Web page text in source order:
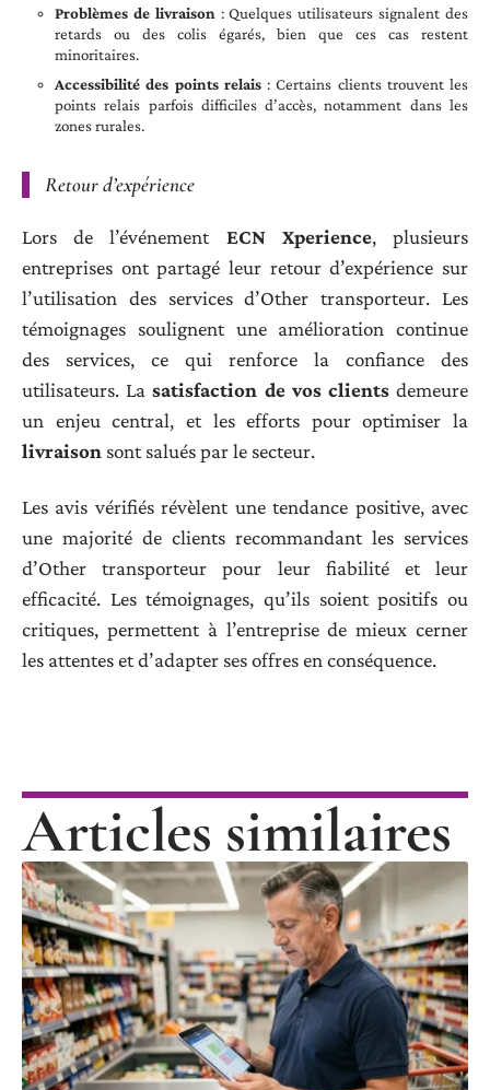
Problèmes de livraison : Quelques utilisateurs signalent des
retards ou des colis égarés, bien que ces cas restent
minoritaires.
Accessibilité des points relais: Certains clients trouvent les
points relais parfois difficiles d’accès, notamment dans les
zones rurales.
Retour d’expérience
Lors de l’événement ECN Xperience, plusieurs
entreprises ont partagé leur retour d’expérience sur
l’utilisation des services d’Other transporteur. Les
témoignages soulignent une amélioration continue
des services, ce qui renforce la confiance des
utilisateurs. Lasatisfaction de vos clientsdemeure
un enjeu central, et les efforts pour optimiser la
livraison sont salués par le secteur.
Les avis vérifiés révèlent une tendance positive, avec
une majorité de clients recommandant les services
d’Other transporteur pour leur fiabilité et leur
efficacité. Les témoignages, qu’ils soient positifs ou
critiques, permettent à l’entreprise de mieux cerner
les attentes et d’adapter ses offres en conséquence.
Articles similaires